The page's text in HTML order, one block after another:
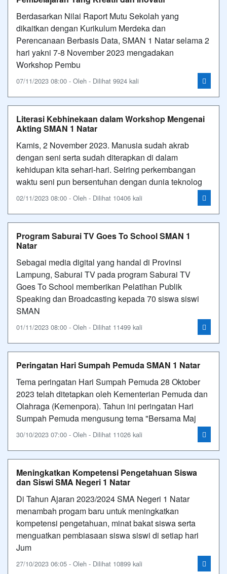
Berdasarkan Nilai Raport Mutu Sekolah yang
dikaitkan dengan Kurikulum Merdeka dan
Perencanaan Berbasis Data, SMAN 1 Natar selama 2
hari yakni 7-8 November 2023 mengadakan
Workshop Pembu
07/11/2023 08:00 - Oleh - Dilihat 9924 kali
Literasi Kebhinekaan dalam Workshop Mengenai
Akting SMAN 1 Natar
Kamis, 2 November 2023. Manusia sudah akrab
dengan seni serta sudah diterapkan di dalam
kehidupan kita sehari-hari. Seiring perkembangan
waktu seni pun bersentuhan dengan dunia teknolog
02/11/2023 08:00 - Oleh - Dilihat 10406 kali
Program Saburai TV Goes To School SMAN 1
Natar
Sebagai media digital yang handal di Provinsi
Lampung, Saburai TV pada program Saburai TV
Goes To School memberikan Pelatihan Publik
Speaking dan Broadcasting kepada 70 siswa siswi
SMAN
01/11/2023 08:00 - Oleh - Dilihat 11499 kali
Peringatan Hari Sumpah Pemuda SMAN 1 Natar
Tema peringatan Hari Sumpah Pemuda 28 Oktober
2023 telah ditetapkan oleh Kementerian Pemuda dan
Olahraga (Kemenpora). Tahun ini peringatan Hari
Sumpah Pemuda mengusung tema "Bersama Maj
30/10/2023 07:00 - Oleh - Dilihat 11026 kali
Meningkatkan Kompetensi Pengetahuan Siswa
dan Siswi SMA Negeri 1 Natar
Di Tahun Ajaran 2023/2024 SMA Negeri 1 Natar
menambah progam baru untuk meningkatkan
kompetensi pengetahuan, minat bakat siswa serta
menguatkan pembiasaan siswa siswi di setiap hari
Jum
27/10/2023 06:05 - Oleh - Dilihat 10899 kali